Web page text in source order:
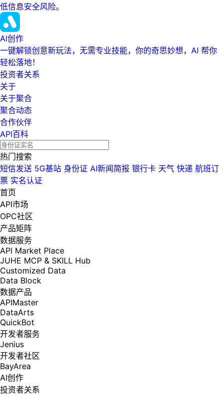
低信息安全风险。
AI创作
一键解锁创意新玩法，无需专业技能，你的奇思妙想，AI 帮你
轻松落地！
投资者关系
关于
关于聚合
聚合动态
合作伙伴
API百科
热门搜索
短信发送 5G基站 身份证 AI新闻简报 银行卡 天气 快递 航班订
票 实名认证
首页
API市场
OPC社区
产品矩阵
数据服务
API Market Place
JUHE MCP & SKILL Hub
Customized Data
Data Block
数据产品
APIMaster
DataArts
QuickBot
开发者服务
Jenius
开发者社区
BayArea
AI创作
投资者关系